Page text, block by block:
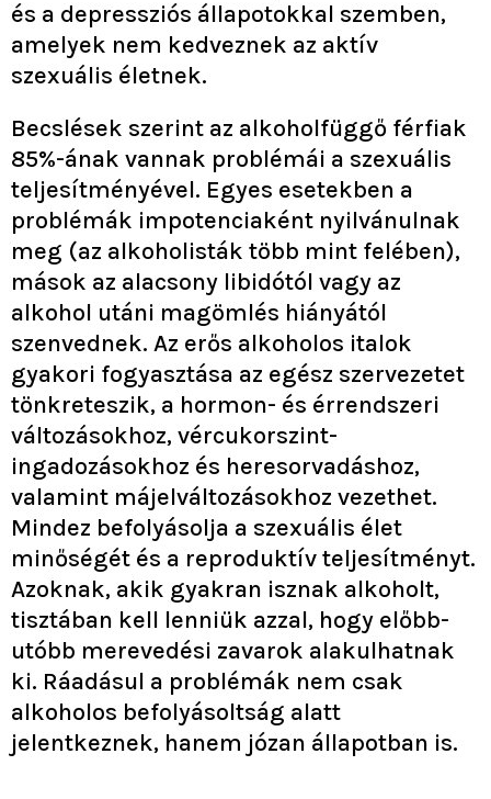
és a depressziós állapotokkal szemben,
amelyek nem kedveznek az aktív
szexuális életnek.
Becslések szerint az alkoholfüggő férfiak
85%-ának vannak problémái a szexuális
teljesítményével. Egyes esetekben a
problémák impotenciaként nyilvánulnak
meg (az alkoholisták több mint felében),
mások az alacsony libidótól vagy az
alkohol utáni magömlés hiányától
szenvednek. Az erős alkoholos italok
gyakori fogyasztása az egész szervezetet
tönkreteszik, a hormon- és érrendszeri
változásokhoz, vércukorszint-
ingadozásokhoz és heresorvadáshoz,
valamint májelváltozásokhoz vezethet.
Mindez befolyásolja a szexuális élet
minőségét és a reproduktív teljesítményt.
Azoknak, akik gyakran isznak alkoholt,
tisztában kell lenniük azzal, hogy előbb-
utóbb merevedési zavarok alakulhatnak
ki. Ráadásul a problémák nem csak
alkoholos befolyásoltság alatt
jelentkeznek, hanem józan állapotban is.